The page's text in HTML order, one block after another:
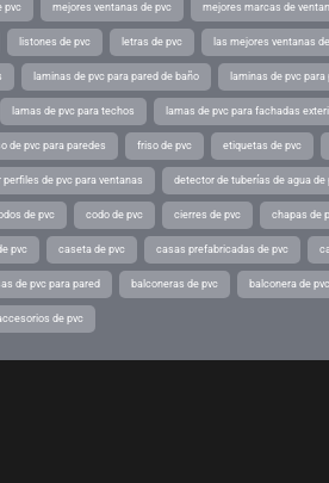
pvc mejores ventanas de pvc mejores marcas de
listones de pvc letras de pvc las mejores ventanas
laminas de pvc para pared de baño laminas de pvc para
lamas de pvc para techos lamas de pvc para fachadas
de pvc para paredes friso de pvc etiquetas de pvc
de pvc para ventanas detector de tuberías de agua de
de pvc codo de pvc cierres de pvc chapas de
pvc caseta de pvc casas prefabricadas de pvc
de pvc para pared balconeras de pvc balconera de pvc
de pvc